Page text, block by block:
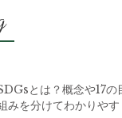
とは？概念や17の
みを分けてわかりやす